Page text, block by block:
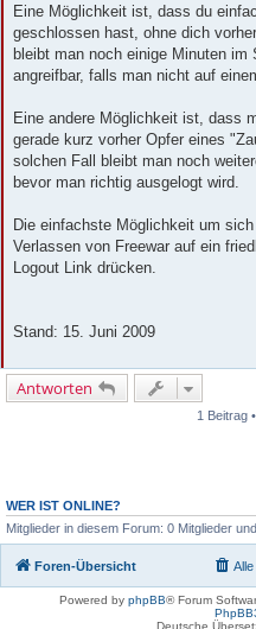
a
Eine Möglichkeit ist, dass du
geschlossen hast, ohne dich
bleibt man noch einige Minuten
angreifbar, falls man nicht auf
Eine andere Möglichkeit ist, dass
gerade kurz vorher Opfer eines
solchen Fall bleibt man noch
bevor man richtig ausgelogt wird.
Die einfachste Möglichkeit um
Verlassen von Freewar auf ein
Logout Link drücken.
Stand: 15. Juni 2009
Antworten
1 Beitrag
WER IST ONLINE?
Mitglieder in diesem Forum: 0 Mitglieder
Foren-Übersicht
Powered by phpBB® Forum
Deutsche